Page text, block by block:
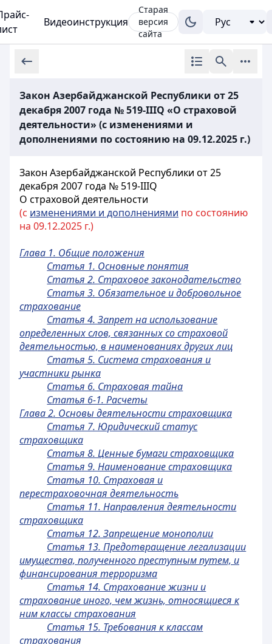
Видеоинструкция
Старая
версия
сайта
Закон Азербайджанской Республики от 25
декабря 2007 года № 519-IIIQ «О страховой
деятельности» (с изменениями и
дополнениями по состоянию на 09.12.2025 г.)
Закон Азербайджанской Республики от 25
декабря 2007 года № 519-IIIQ
О страховой деятельности
(с изменениями и дополнениями по состоянию
на 09.12.2025 г.)
Глава 1. Общие положения
Статья 1. Основные понятия
Статья 2. Страховое законодательство
Статья 3. Обязательное и добровольное
страхование
Статья 4. Запрет на использование
определенных слов, связанных со страховой
деятельностью, в наименованиях других лиц
Статья 5. Система страхования и
участники рынка
Статья 6. Страховая тайна
Статья 6-1. Расчеты
Глава 2. Основы деятельности страховщика
Статья 7. Юридический статус
страховщика
Статья 8. Ценные бумаги страховщика
Статья 9. Наименование страховщика
Статья 10. Страховая и
перестраховочная деятельность
Статья 11. Направления деятельности
страховщика
Статья 12. Запрещение монополии
Статья 13. Предотвращение легализации
имущества, полученного преступным путем, и
финансирования терроризма
Статья 14. Страхование жизни и
страхование иного, чем жизнь, относящиеся к
ним классы страхования
Статья 15. Требования к классам
страхования